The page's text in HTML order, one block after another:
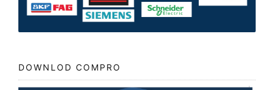
DOWNLOD COMPRO